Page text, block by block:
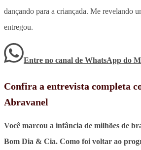
dançando para a criançada. Me revelando
entregou.
Entre no canal de WhatsApp do
Confira a entrevista completa
Abravanel
Você marcou a infância de milhões de
Bom Dia & Cia. Como foi voltar ao